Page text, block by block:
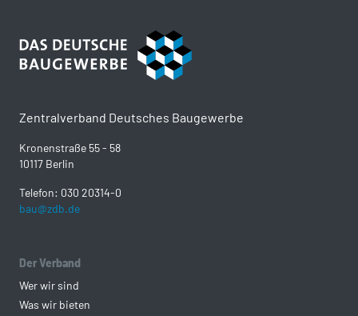
Zentralverband Deutsches Baugewerbe
Kronenstraße 55 - 58
10117 Berlin
Telefon: 030 20314-0
bau@zdb.de
Der Verband
Wer wir sind
Was wir bieten